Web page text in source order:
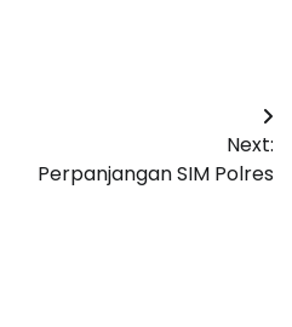
Next:
Perpanjangan SIM Polres